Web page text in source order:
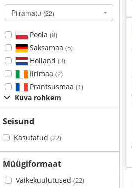
Piiramatu (22)
Poola (8)
Saksamaa (5)
Holland (3)
Iirimaa (2)
Prantsusmaa (1)
Kuva rohkem
Seisund
Kasutatud (22)
Müügiformaat
Väikekuulutused (22)